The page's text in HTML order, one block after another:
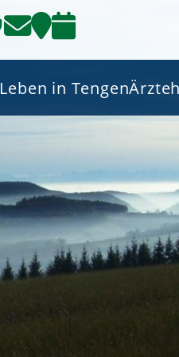
Leben in Tengen